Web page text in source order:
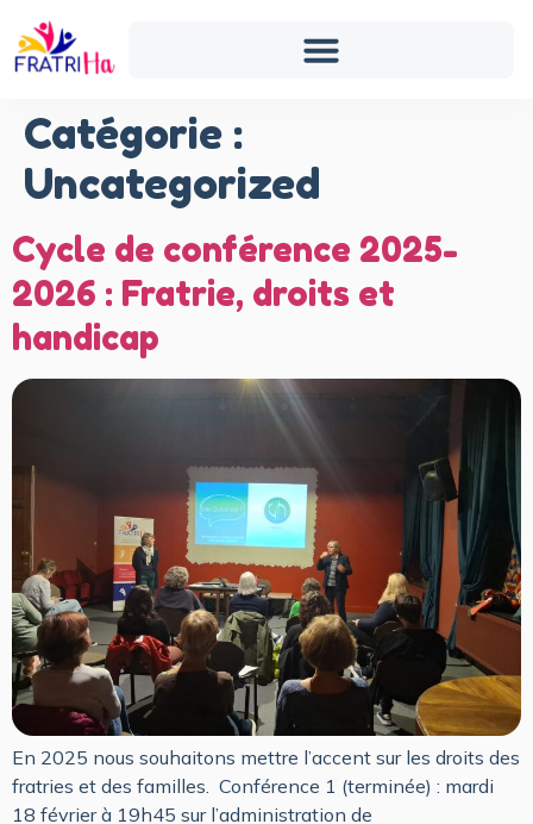
Catégorie :
Uncategorized
Cycle de conférence 2025-
2026 : Fratrie, droits et
handicap
En 2025 nous souhaitons mettre l’accent sur les droits des
fratries et des familles. Conférence 1 (terminée) : mardi
18 février à 19h45 sur l’administration de